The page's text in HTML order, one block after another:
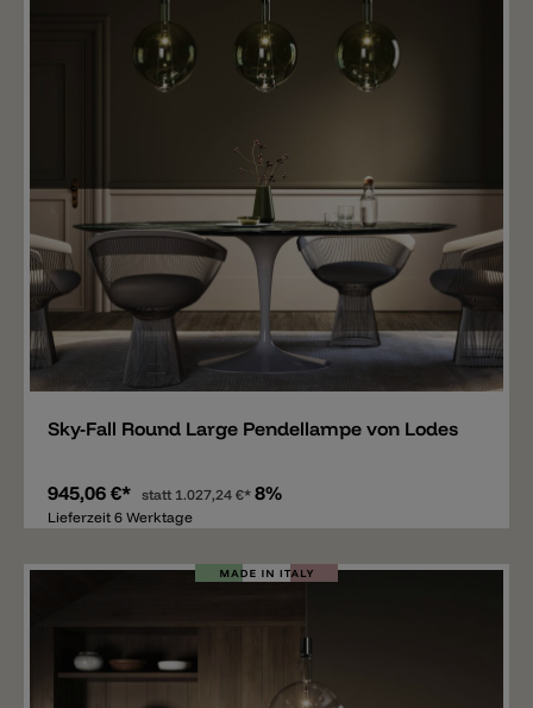
Merken
Sky-Fall Round Large Pendellampe von Lodes
945,06 €* statt 1.027,24 €* 8%
Lieferzeit 6 Werktage